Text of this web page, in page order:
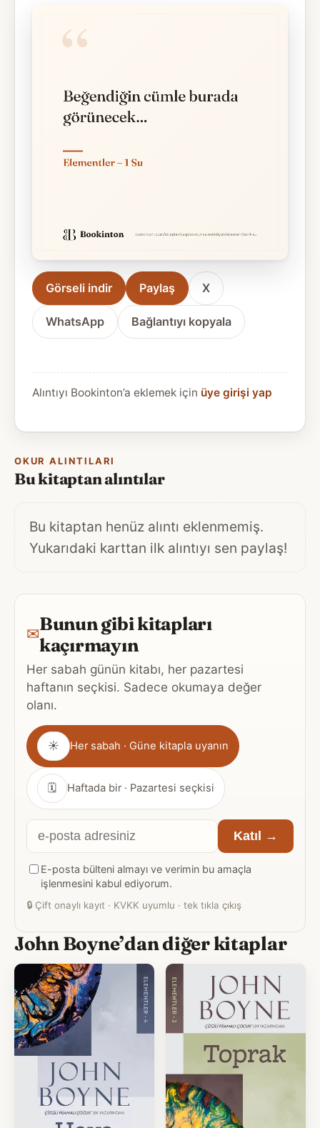
Görseli indir Paylaş X
WhatsApp Bağlantıyı kopyala
Alıntıyı Bookinton’a eklemek için üye girişi yap
OKUR ALINTILARI
Bu kitaptan alıntılar
Bu kitaptan henüz alıntı eklenmemiş.
Yukarıdaki karttan ilk alıntıyı sen paylaş!
✉Bunun gibi kitapları
kaçırmayın
Her sabah günün kitabı, her pazartesi
haftanın seçkisi. Sadece okumaya değer
olanı.
Gönderim
sıklığı
☀ Her sabah · Güne kitapla uyanın
🗓 Haftada bir · Pazartesi seçkisi
E-
posta
adresiniz
Katıl →
E-posta bülteni almayı ve verimin bu amaçla
işlenmesini kabul ediyorum.
🔒 Çift onaylı kayıt · KVKK uyumlu · tek tıkla çıkış
John Boyne’dan diğer kitaplar